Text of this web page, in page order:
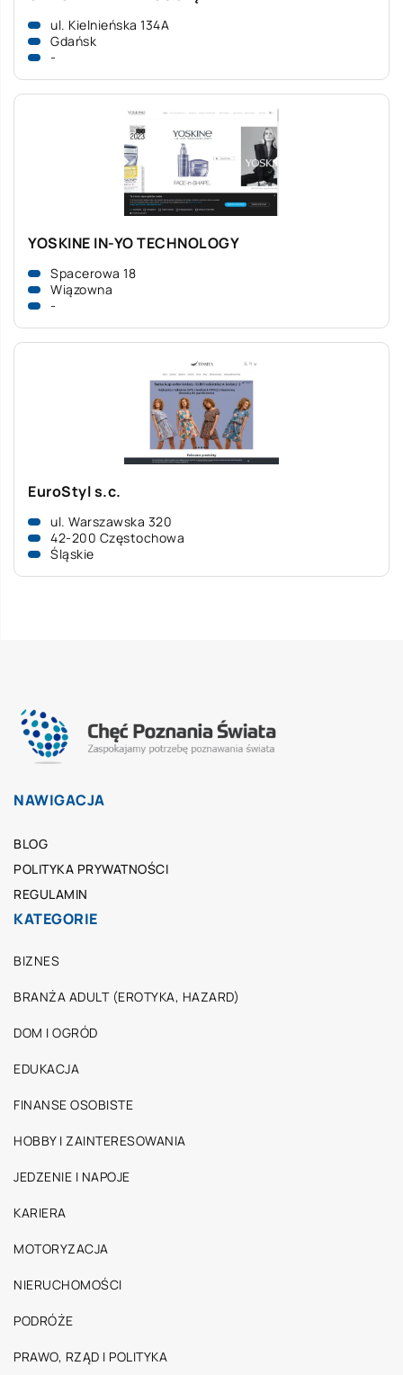
ul. Kielnieńska 134A
Gdańsk
-
YOSKINE IN-YO TECHNOLOGY
Spacerowa 18
Wiązowna
-
EuroStyl s.c.
ul. Warszawska 320
42-200 Częstochowa
Śląskie
NAWIGACJA
BLOG
POLITYKA PRYWATNOŚCI
REGULAMIN
KATEGORIE
BIZNES
BRANŻA ADULT (EROTYKA, HAZARD)
DOM I OGRÓD
EDUKACJA
FINANSE OSOBISTE
HOBBY I ZAINTERESOWANIA
JEDZENIE I NAPOJE
KARIERA
MOTORYZACJA
NIERUCHOMOŚCI
PODRÓŻE
PRAWO, RZĄD I POLITYKA